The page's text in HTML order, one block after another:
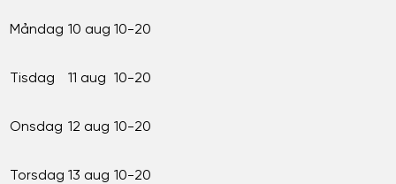
Måndag 10 aug 10-20
Tisdag 11 aug 10-20
Onsdag 12 aug 10-20
Torsdag 13 aug 10-20